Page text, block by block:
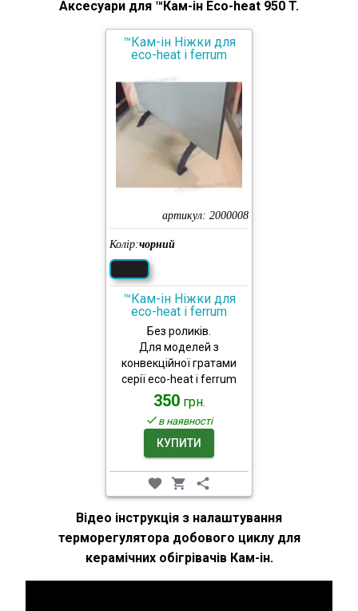
Аксесуари для ™Кам-ін Eco-heat 950 T.
™Кам-ін Ніжки для
eco-heat і ferrum
артикул: 2000008
Колір:чорний
™Кам-ін Ніжки для
eco-heat і ferrum
Без роликів.
Для моделей з
конвекційної гратами
серії eco-heat і ferrum
350 грн.
в наявності
КУПИТИ
Відео інструкція з налаштування
терморегулятора добового циклу для
керамічних обігрівачів Кам-ін.